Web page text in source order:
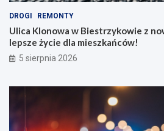
DROGI REMONTY
Ulica Klonowa w Biestrzykowie z
lepsze życie dla mieszkańców!
5 sierpnia 2026